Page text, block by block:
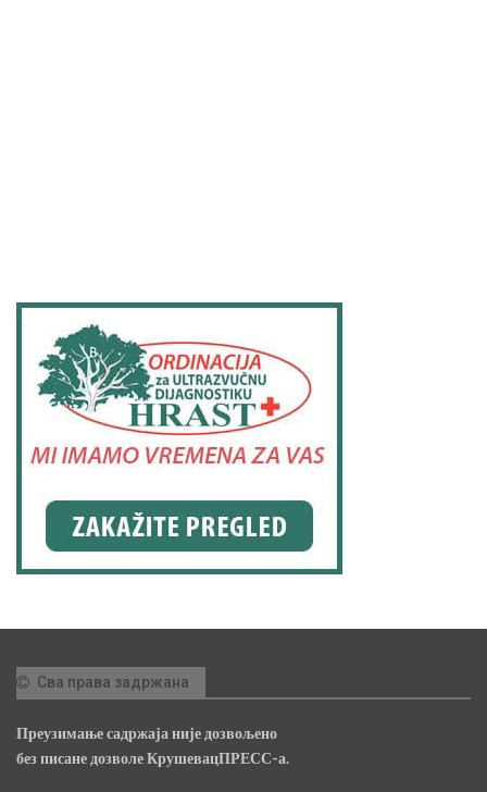
Сва права задржана
Преузимање садржаја није дозвољено
без писане дозволе КрушевацПРЕСС-а.